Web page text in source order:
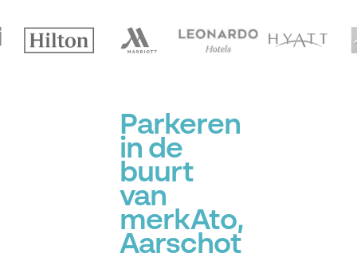
Parkeren
in de
buurt
van
merkAto,
Aarschot